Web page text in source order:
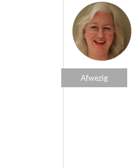
Afwezig